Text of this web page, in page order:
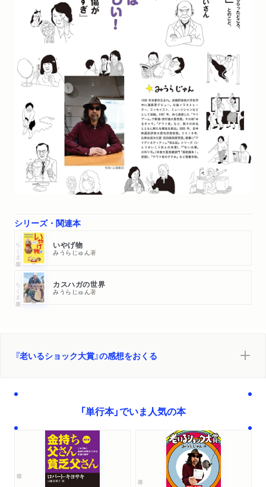
シリーズ・関連本
ちくま文庫 いやげ物
みうらじゅん 著
ちくま文庫 カスハガの世界
みうらじゅん著
『老いるショック大賞』の感想をおくる
「単行本」でいま人気の本